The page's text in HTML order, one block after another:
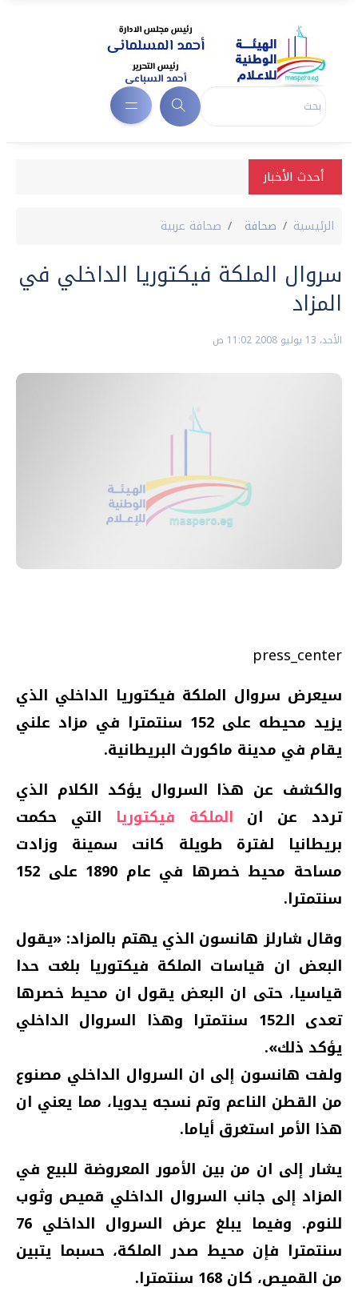
أحدث الأخبار
الرئيسية صحافة صحافة عربية
سروال الملكة فيكتوريا الداخلي في
المزاد
الأحد، 13 يوليو 2008 11:02 ص
press_center
سيعرض سروال الملكة فيكتوريا الداخلي الذي
يزيد محيطه على 152 سنتمترا في مزاد علني
يقام في مدينة ماكورث البريطانية.
والكشف عن هذا السروال يؤكد الكلام الذي
تردد عن ان الملكة فيكتوريا التي حكمت
بريطانيا لفترة طويلة كانت سمينة وزادت
مساحة محيط خصرها في عام 1890 على 152
سنتمترا.
وقال شارلز هانسون الذي يهتم بالمزاد: «يقول
البعض ان قياسات الملكة فيكتوريا بلغت حدا
قياسيا، حتى ان البعض يقول ان محيط خصرها
تعدى الـ152 سنتمترا وهذا السروال الداخلي
يؤكد ذلك».
ولفت هانسون إلى ان السروال الداخلي مصنوع
من القطن الناعم وتم نسجه يدويا، مما يعني ان
هذا الأمر استغرق أياما.
يشار إلى ان من بين الأمور المعروضة للبيع في
المزاد إلى جانب السروال الداخلي قميص وثوب
للنوم. وفيما يبلغ عرض السروال الداخلي 76
سنتمترا فإن محيط صدر الملكة، حسبما يتبين
من القميص، كان 168 سنتمترا.